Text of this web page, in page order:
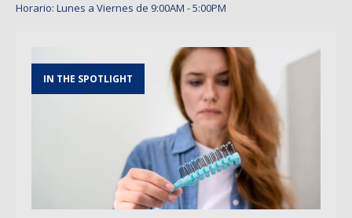
Horario: Lunes a Viernes de 9:00AM - 5:00PM
IN THE SPOTLIGHT